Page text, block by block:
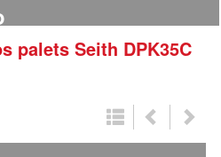
palets Seith DPK35C